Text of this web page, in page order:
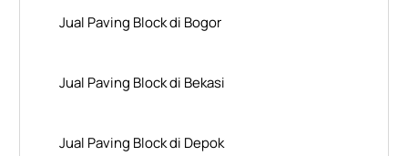
Jual Paving Block di Bogor
Jual Paving Block di Bekasi
Jual Paving Block di Depok